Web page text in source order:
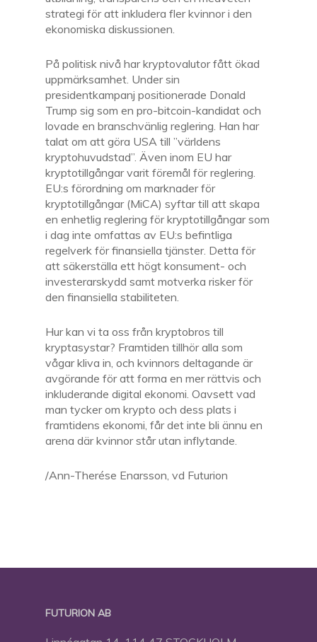
strategi för att inkludera fler kvinnor i den
ekonomiska diskussionen.
På politisk nivå har kryptovalutor fått ökad
uppmärksamhet. Under sin
presidentkampanj positionerade Donald
Trump sig som en pro-bitcoin-kandidat och
lovade en branschvänlig reglering. Han har
talat om att göra USA till ”världens
kryptohuvudstad”. Även inom EU har
kryptotillgångar varit föremål för reglering.
EU:s förordning om marknader för
kryptotillgångar (MiCA) syftar till att skapa
en enhetlig reglering för kryptotillgångar som
i dag inte omfattas av EU:s befintliga
regelverk för finansiella tjänster. Detta för
att säkerställa ett högt konsument- och
investerarskydd samt motverka risker för
den finansiella stabiliteten.
Hur kan vi ta oss från kryptobros till
kryptasystar? Framtiden tillhör alla som
vågar kliva in, och kvinnors deltagande är
avgörande för att forma en mer rättvis och
inkluderande digital ekonomi. Oavsett vad
man tycker om krypto och dess plats i
framtidens ekonomi, får det inte bli ännu en
arena där kvinnor står utan inflytande.
/Ann-Therése Enarsson, vd Futurion
FUTURION AB